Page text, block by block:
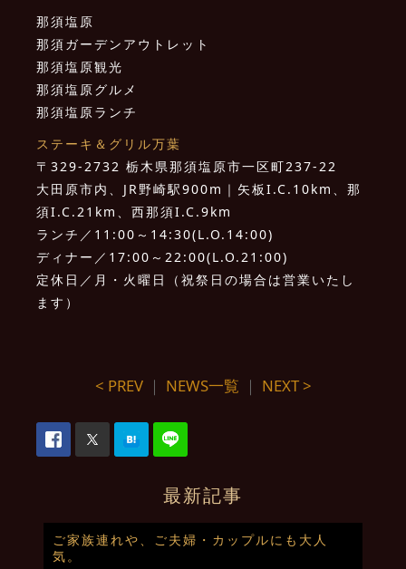
那須塩原
那須ガーデンアウトレット
那須塩原観光
那須塩原グルメ
那須塩原ランチ
ステーキ＆グリル万葉
〒329-2732 栃木県那須塩原市一区町237-22
大田原市内、JR野崎駅900m｜矢板I.C.10km、那
須I.C.21km、西那須I.C.9km
ランチ／11:00～14:30(L.O.14:00)
ディナー／17:00～22:00(L.O.21:00)
定休日／月・火曜日（祝祭日の場合は営業いたし
ます）
< PREV｜ NEWS一覧 ｜ NEXT >
最新記事
ご家族連れや、ご夫婦・カップルにも大人
気。